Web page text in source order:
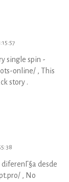
single spin -
online/ , This
story .
desde
, No